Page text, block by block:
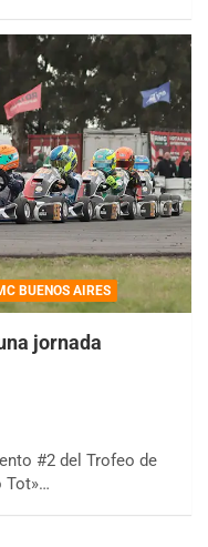
BUENOS AIRES
jornada
#2 del Trofeo de
Tot»…